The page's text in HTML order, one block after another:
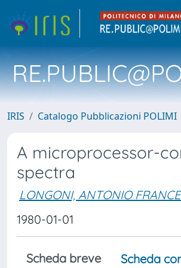
IRIS Catalogo Pubblicazioni POLIMI
A microprocessor-
spectra
LONGONI, ANTONIO
1980-01-01
Scheda breve Scheda